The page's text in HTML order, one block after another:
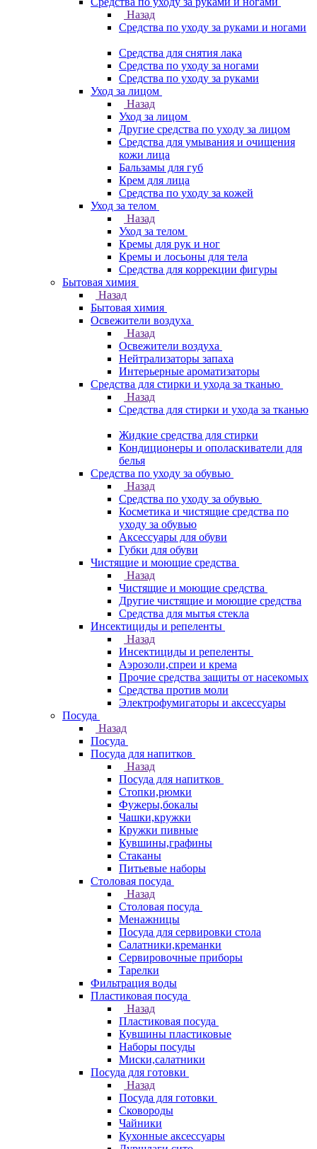
Назад
Средства по уходу за руками и ногами
Средства для снятия лака
Средства по уходу за ногами
Средства по уходу за руками
Уход за лицом
Назад
Уход за лицом
Другие средства по уходу за лицом
Средства для умывания и очищения
кожи лица
Бальзамы для губ
Крем для лица
Средства по уходу за кожей
Уход за телом
Назад
Уход за телом
Кремы для рук и ног
Кремы и лосьоны для тела
Средства для коррекции фигуры
Бытовая химия
Назад
Бытовая химия
Освежители воздуха
Назад
Освежители воздуха
Нейтрализаторы запаха
Интерьерные ароматизаторы
Средства для стирки и ухода за тканью
Назад
Средства для стирки и ухода за тканью
Жидкие средства для стирки
Кондиционеры и ополаскиватели для
белья
Средства по уходу за обувью
Назад
Средства по уходу за обувью
Косметика и чистящие средства по
уходу за обувью
Аксессуары для обуви
Губки для обуви
Чистящие и моющие средства
Назад
Чистящие и моющие средства
Другие чистящие и моющие средства
Средства для мытья стекла
Инсектициды и репеленты
Назад
Инсектициды и репеленты
Аэрозоли,спреи и крема
Прочие средства защиты от насекомых
Средства против моли
Электрофумигаторы и аксессуары
Посуда
Назад
Посуда
Посуда для напитков
Назад
Посуда для напитков
Стопки,рюмки
Фужеры,бокалы
Чашки,кружки
Кружки пивные
Кувшины,графины
Стаканы
Питьевые наборы
Столовая посуда
Назад
Столовая посуда
Менажницы
Посуда для сервировки стола
Салатники,креманки
Сервировочные приборы
Тарелки
Фильтрация воды
Пластиковая посуда
Назад
Пластиковая посуда
Кувшины пластиковые
Наборы посуды
Миски,салатники
Посуда для готовки
Назад
Посуда для готовки
Сковороды
Чайники
Кухонные аксессуары